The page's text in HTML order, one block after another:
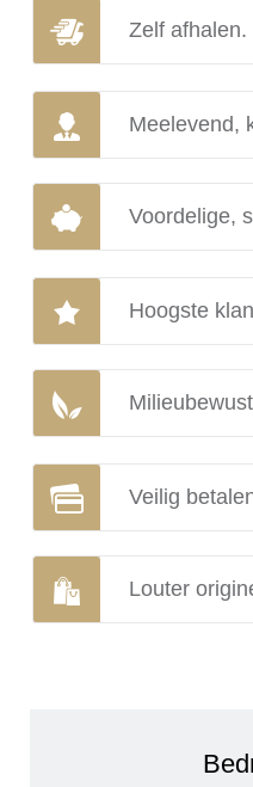
Zelf
Meelevend,
Voordelige,
Hoogste
Veilig
Louter